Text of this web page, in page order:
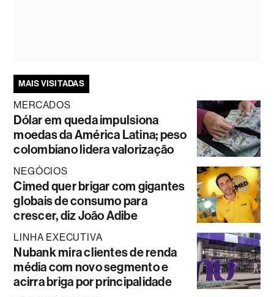
MAIS VISITADAS
MERCADOS
Dólar em queda impulsiona
moedas da América Latina; peso
colombiano lidera valorização
NEGÓCIOS
Cimed quer brigar com gigantes
globais de consumo para
crescer, diz João Adibe
LINHA EXECUTIVA
Nubank mira clientes de renda
média com novo segmento e
acirra briga por principalidade